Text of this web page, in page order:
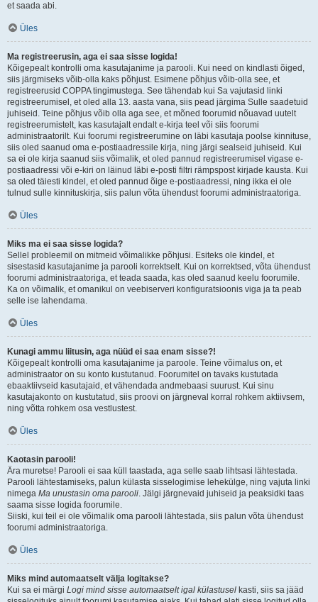
et saada abi.
Üles
Ma registreerusin, aga ei saa sisse logida!
Kõigepealt kontrolli oma kasutajanime ja parooli. Kui need on kindlasti õiged,
siis järgmiseks võib-olla kaks põhjust. Esimene põhjus võib-olla see, et
registreerusid COPPA tingimustega. See tähendab kui Sa vajutasid linki
registreerumisel, et oled alla 13. aasta vana, siis pead järgima Sulle saadetuid
juhiseid. Teine põhjus võib olla aga see, et mõned foorumid nõuavad uutelt
registreerumistelt, kas kasutajalt endalt e-kirja teel või siis foorumi
administraatorilt. Kui foorumi registreerumine on läbi kasutaja poolse kinnituse,
siis oled saanud oma e-postiaadressile kirja, ning järgi sealseid juhiseid. Kui
sa ei ole kirja saanud siis võimalik, et oled pannud registreerumisel vigase e-
postiaadressi või e-kiri on läinud läbi e-posti filtri rämpspost kirjade kausta. Kui
sa oled täiesti kindel, et oled pannud õige e-postiaadressi, ning ikka ei ole
tulnud sulle kinnituskirja, siis palun võta ühendust foorumi administraatoriga.
Üles
Miks ma ei saa sisse logida?
Sellel probleemil on mitmeid võimalikke põhjusi. Esiteks ole kindel, et
sisestasid kasutajanime ja parooli korrektselt. Kui on korrektsed, võta ühendust
foorumi administraatoriga, et teada saada, kas oled saanud keelu foorumile.
Ka on võimalik, et omanikul on veebiserveri konfiguratsioonis viga ja ta peab
selle ise lahendama.
Üles
Kunagi ammu liitusin, aga nüüd ei saa enam sisse?!
Kõigepealt kontrolli oma kasutajanime ja paroole. Teine võimalus on, et
administraator on su konto kustutanud. Foorumitel on tavaks kustutada
ebaaktiivseid kasutajaid, et vähendada andmebaasi suurust. Kui sinu
kasutajakonto on kustutatud, siis proovi on järgneval korral rohkem aktiivsem,
ning võtta rohkem osa vestlustest.
Üles
Kaotasin parooli!
Ära muretse! Parooli ei saa küll taastada, aga selle saab lihtsasi lähtestada.
Parooli lähtestamiseks, palun külasta sisselogimise lehekülge, ning vajuta linki
nimega Ma unustasin oma parooli. Jälgi järgnevaid juhiseid ja peaksidki taas
saama sisse logida foorumile.
Siiski, kui teil ei ole võimalik oma parooli lähtestada, siis palun võta ühendust
foorumi administraatoriga.
Üles
Miks mind automaatselt välja logitakse?
Kui sa ei märgi Logi mind sisse automaatselt igal külastusel kasti, siis sa jääd